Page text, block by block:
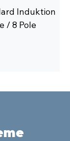
Induktion
/ 8 Pole